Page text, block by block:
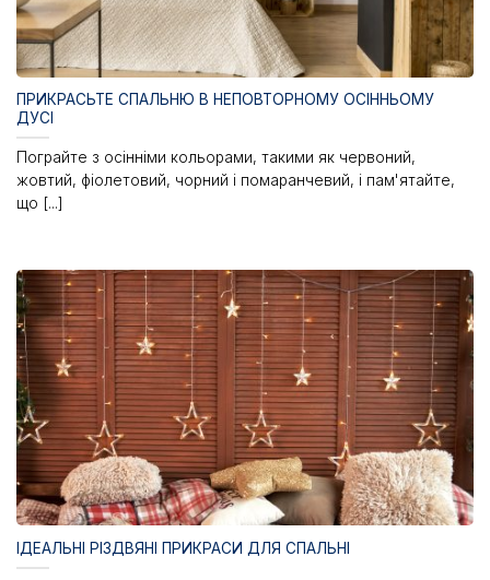
ПРИКРАСЬТЕ СПАЛЬНЮ В НЕПОВТОРНОМУ ОСІННЬОМУ
ДУСІ
Пограйте з осінніми кольорами, такими як червоний,
жовтий, фіолетовий, чорний і помаранчевий, і пам'ятайте,
що [...]
ІДЕАЛЬНІ РІЗДВЯНІ ПРИКРАСИ ДЛЯ СПАЛЬНІ